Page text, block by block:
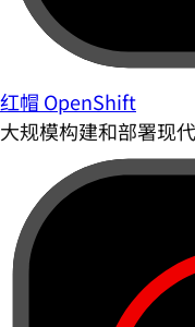
红帽 OpenShift
大规模构建和部署现代